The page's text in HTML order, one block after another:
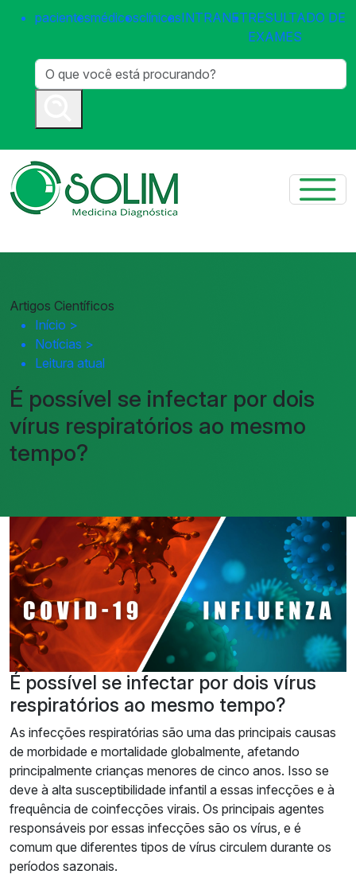
pacientesmédicosclínicasINTRANETRESULTADO DE
EXAMES
Artigos Científicos
Início >
Notícias >
Leitura atual
É possível se infectar por dois
vírus respiratórios ao mesmo
tempo?
É possível se infectar por dois vírus
respiratórios ao mesmo tempo?
As infecções respiratórias são uma das principais causas
de morbidade e mortalidade globalmente, afetando
principalmente crianças menores de cinco anos. Isso se
deve à alta susceptibilidade infantil a essas infecções e à
frequência de coinfecções virais. Os principais agentes
responsáveis por essas infecções são os vírus, e é
comum que diferentes tipos de vírus circulem durante os
períodos sazonais.